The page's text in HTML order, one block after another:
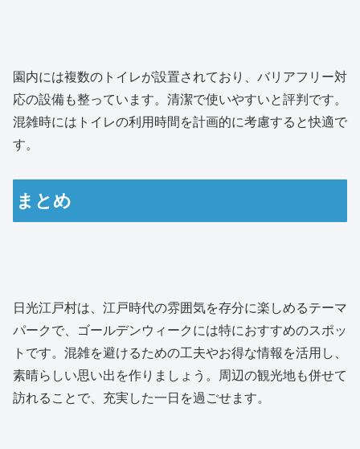
園内には複数のトイレが設置されており、バリアフリー対
応の設備も整っています。清潔で使いやすいと評判です。
混雑時にはトイレの利用時間を計画的に考慮すると快適で
す。
まとめ
日光江戸村は、江戸時代の雰囲気を存分に楽しめるテーマ
パークで、ゴールデンウィークには特におすすめのスポッ
トです。混雑を避けるための工夫やお得な情報を活用し、
素晴らしい思い出を作りましょう。周辺の観光地も併せて
訪れることで、充実した一日を過ごせます。